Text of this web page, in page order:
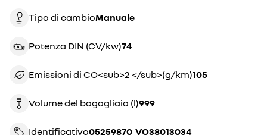
Tipo di cambio manuale
Potenza DIN (CV/kw) 74
Emissioni di CO<sub>2 </sub>(g/km) 105
Volume del bagagliaio (l) 999
Identificativo 05259870_VO38013034